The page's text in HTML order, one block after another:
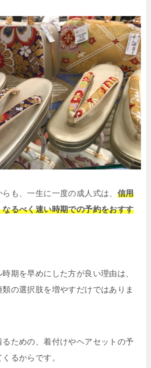
も、一生に一度の成人式は、 信用
るべく速い時期での予約をおすす
期を早めにした方が良い理由は、
類の選択肢を増やすだけではありま
ための、着付けやヘアセットの予
るからです。